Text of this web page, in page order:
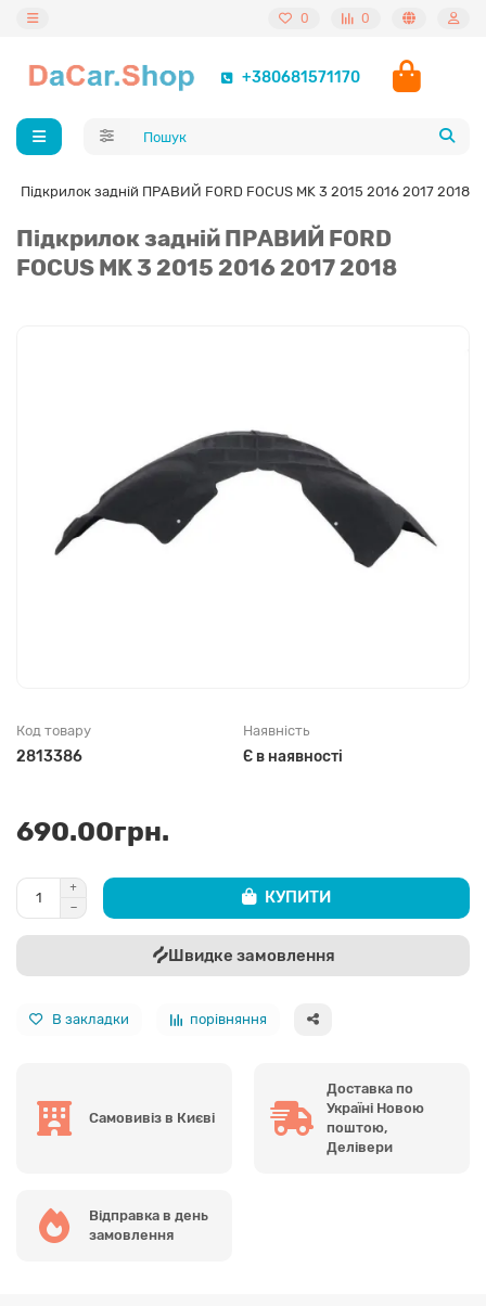
0 0
+380681571170
Підкрилок задній ПРАВИЙ FORD FOCUS MK 3 2015 2016 2017 2018
Підкрилок задній ПРАВИЙ FORD
FOCUS MK 3 2015 2016 2017 2018
Код товару
2813386
Наявність
Є в наявності
690.00грн.
КУПИТИ
Швидке замовлення
В закладки порівняння
Самовивіз в Києві
Доставка по
Україні Новою
поштою,
Делівери
Відправка в день
замовлення